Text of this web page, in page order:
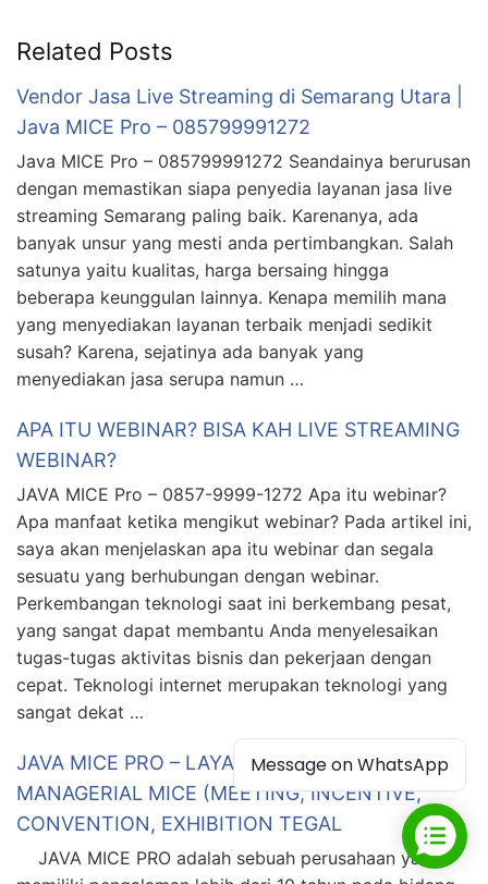
Related Posts
Vendor Jasa Live Streaming di Semarang Utara |
Java MICE Pro – 085799991272
Java MICE Pro – 085799991272 Seandainya berurusan
dengan memastikan siapa penyedia layanan jasa live
streaming Semarang paling baik. Karenanya, ada
banyak unsur yang mesti anda pertimbangkan. Salah
satunya yaitu kualitas, harga bersaing hingga
beberapa keunggulan lainnya. Kenapa memilih mana
yang menyediakan layanan terbaik menjadi sedikit
susah? Karena, sejatinya ada banyak yang
menyediakan jasa serupa namun …
APA ITU WEBINAR? BISA KAH LIVE STREAMING
WEBINAR?
JAVA MICE Pro – 0857-9999-1272 Apa itu webinar?
Apa manfaat ketika mengikut webinar? Pada artikel ini,
saya akan menjelaskan apa itu webinar dan segala
sesuatu yang berhubungan dengan webinar.
Perkembangan teknologi saat ini berkembang pesat,
yang sangat dapat membantu Anda menyelesaikan
tugas-tugas aktivitas bisnis dan pekerjaan dengan
cepat. Teknologi internet merupakan teknologi yang
sangat dekat …
JAVA MICE PRO – LAYANAN SEWA &
MANAGERIAL MICE (MEETING, INCENTIVE,
CONVENTION, EXHIBITION TEGAL
JAVA MICE PRO adalah sebuah perusahaan yang
Message on WhatsApp